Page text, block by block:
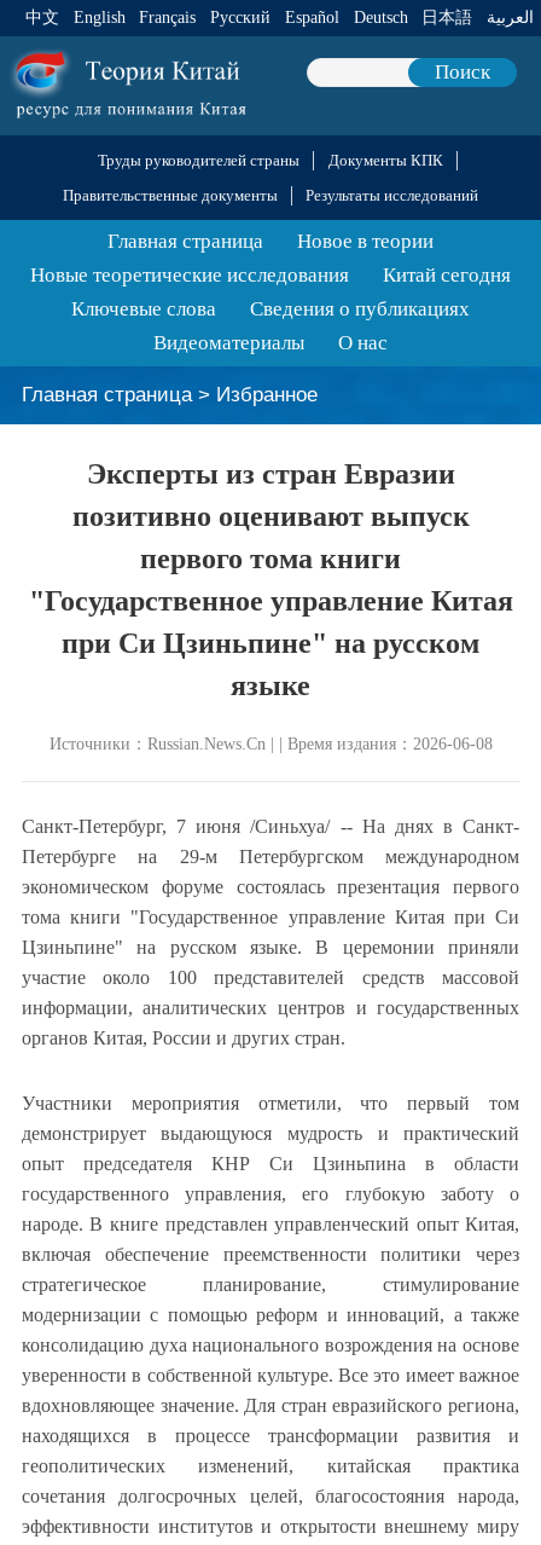
中文 English Français Pусский Español Deutsch 日本語 العربية
Поиск
Труды руководителей страны
Документы КПК
Правительственные документы
Результаты исследований
Главная страница
Новое в теории
Новые теоретические исследования
Китай сегодня
Ключевые слова
Сведения о публикациях
Видеоматериалы
О нас
Главная страница> Избранное
Эксперты из стран Евразии
позитивно оценивают выпуск
первого тома книги
"Государственное управление Китая
при Си Цзиньпине" на русском
языке
Источники：Russian.News.Cn | | Время издания：2026-06-08
Санкт-Петербург, 7 июня /Синьхуа/ -- На днях в Санкт-
Петербурге на 29-м Петербургском международном
экономическом форуме состоялась презентация первого
тома книги "Государственное управление Китая при Си
Цзиньпине" на русском языке. В церемонии приняли
участие около 100 представителей средств массовой
информации, аналитических центров и государственных
органов Китая, России и других стран.
Участники мероприятия отметили, что первый том
демонстрирует выдающуюся мудрость и практический
опыт председателя КНР Си Цзиньпина в области
государственного управления, его глубокую заботу о
народе. В книге представлен управленческий опыт Китая,
включая обеспечение преемственности политики через
стратегическое планирование, стимулирование
модернизации с помощью реформ и инноваций, а также
консолидацию духа национального возрождения на основе
уверенности в собственной культуре. Все это имеет важное
вдохновляющее значение. Для стран евразийского региона,
находящихся в процессе трансформации развития и
геополитических изменений, китайская практика
сочетания долгосрочных целей, благосостояния народа,
эффективности институтов и открытости внешнему миру